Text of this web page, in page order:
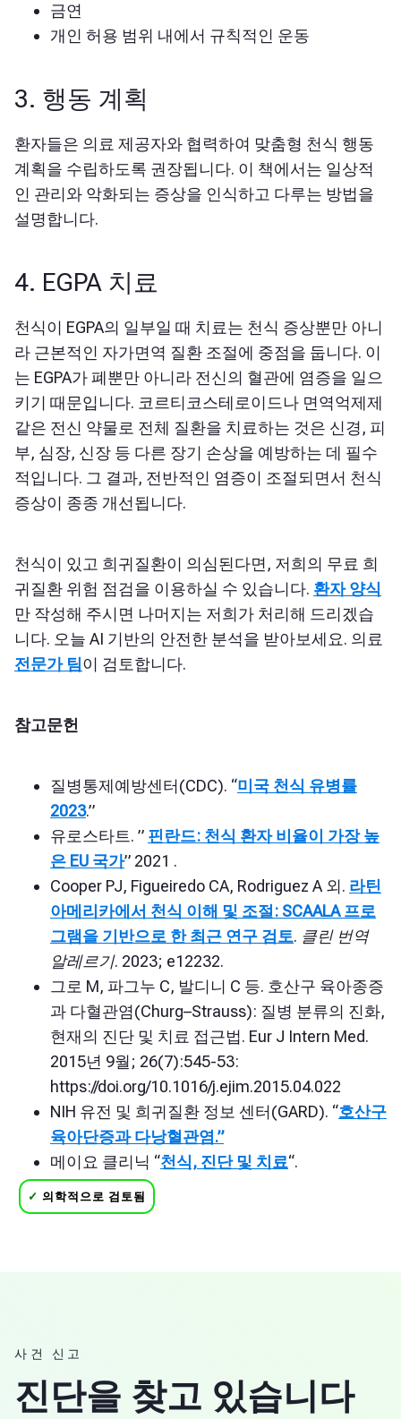
금연
개인 허용 범위 내에서 규칙적인 운동
3. 행동 계획
환자들은 의료 제공자와 협력하여 맞춤형 천식 행동
계획을 수립하도록 권장됩니다. 이 책에서는 일상적
인 관리와 악화되는 증상을 인식하고 다루는 방법을
설명합니다.
4. EGPA 치료
천식이 EGPA의 일부일 때 치료는 천식 증상뿐만 아니
라 근본적인 자가면역 질환 조절에 중점을 둡니다. 이
는 EGPA가 폐뿐만 아니라 전신의 혈관에 염증을 일으
키기 때문입니다. 코르티코스테로이드나 면역억제제
같은 전신 약물로 전체 질환을 치료하는 것은 신경, 피
부, 심장, 신장 등 다른 장기 손상을 예방하는 데 필수
적입니다. 그 결과, 전반적인 염증이 조절되면서 천식
증상이 종종 개선됩니다.
천식이 있고 희귀질환이 의심된다면, 저희의 무료 희
귀질환 위험 점검을 이용하실 수 있습니다. 환자 양식
만 작성해 주시면 나머지는 저희가 처리해 드리겠습
니다. 오늘 AI 기반의 안전한 분석을 받아보세요. 의료
전문가 팀이 검토합니다.
참고문헌
질병통제예방센터(CDC). “미국 천식 유병률
2023.”
유로스타트. ” 핀란드: 천식 환자 비율이 가장 높
은 EU 국가” 2021 .
Cooper PJ, Figueiredo CA, Rodriguez A 외. 라틴
아메리카에서 천식 이해 및 조절: SCAALA 프로
그램을 기반으로 한 최근 연구 검토. 클린 번역
알레르기. 2023; e12232.
그로 M, 파그누 C, 발디니 C 등. 호산구 육아종증
과 다혈관염(Churg–Strauss): 질병 분류의 진화,
현재의 진단 및 치료 접근법. Eur J Intern Med.
2015년 9월; 26(7):545-53:
https://doi.org/10.1016/j.ejim.2015.04.022
NIH 유전 및 희귀질환 정보 센터(GARD). “호산구
육아단증과 다낭혈관염.”
메이요 클리닉 “천식, 진단 및 치료“.
✓ 의학적으로 검토됨
사건 신고
진단을 찾고 있습니다